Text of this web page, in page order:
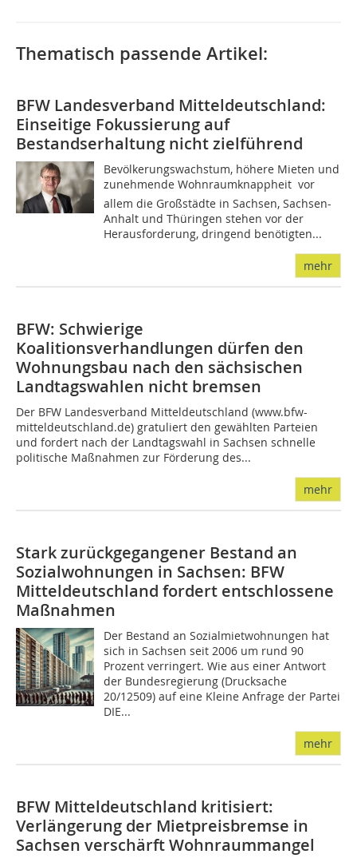
Thematisch passende Artikel:
BFW Landesverband Mitteldeutschland:
Einseitige Fokussierung auf
Bestandserhaltung nicht zielführend
Bevölkerungswachstum, höhere Mieten und
zunehmende Wohnraumknappheit  vor
allem die Großstädte in Sachsen, Sachsen-
Anhalt und Thüringen stehen vor der
Herausforderung, dringend benötigten...
mehr
BFW: Schwierige
Koalitionsverhandlungen dürfen den
Wohnungsbau nach den sächsischen
Landtagswahlen nicht bremsen
Der BFW Landesverband Mitteldeutschland (www.bfw-
mitteldeutschland.de) gratuliert den gewählten Parteien
und fordert nach der Landtagswahl in Sachsen schnelle
politische Maßnahmen zur Förderung des...
mehr
Stark zurückgegangener Bestand an
Sozialwohnungen in Sachsen: BFW
Mitteldeutschland fordert entschlossene
Maßnahmen
Der Bestand an Sozialmietwohnungen hat
sich in Sachsen seit 2006 um rund 90
Prozent verringert. Wie aus einer Antwort
der Bundesregierung (Drucksache
20/12509) auf eine Kleine Anfrage der Partei
DIE...
mehr
BFW Mitteldeutschland kritisiert:
Verlängerung der Mietpreisbremse in
Sachsen verschärft Wohnraummangel